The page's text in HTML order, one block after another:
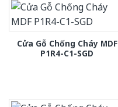
Cửa Gỗ Chống Cháy MDF
P1R4-C1-SGD